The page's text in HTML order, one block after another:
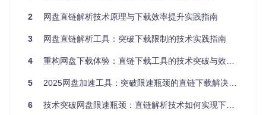
多平台适
场景痛点：网盘使用中遇到的常见问题
2 网盘直链解析技术原理与下载效率提升实践指南
3 网盘直链解析工具：突破下载限制的技术实践指南
4 重构网盘下载体验：直链下载工具的技术突破与效率革命
5 2025网盘加速工具：突破限速瓶颈的直链下载解决方案
6 技术突破网盘限速瓶颈：直链解析技术如何实现下载效率提升